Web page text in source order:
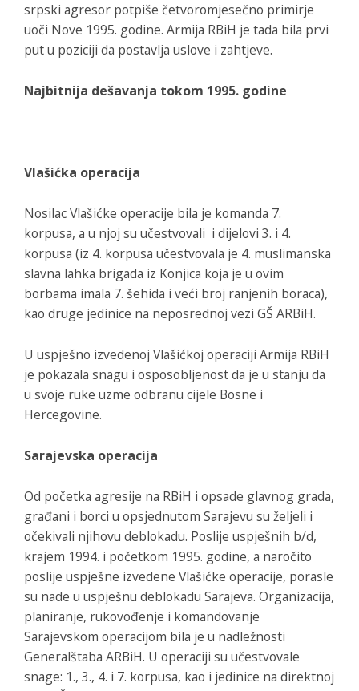
srpski agresor potpiše četvoromjesečno primirje
uoči Nove 1995. godine. Armija RBiH je tada bila prvi
put u poziciji da postavlja uslove i zahtjeve.
Najbitnija dešavanja tokom 1995. godine
Vlašićka operacija
Nosilac Vlašićke operacije bila je komanda 7.
korpusa, a u njoj su učestvovali i dijelovi 3. i 4.
korpusa (iz 4. korpusa učestvovala je 4. muslimanska
slavna lahka brigada iz Konjica koja je u ovim
borbama imala 7. šehida i veći broj ranjenih boraca),
kao druge jedinice na neposrednoj vezi GŠ ARBiH.
U uspješno izvedenoj Vlašićkoj operaciji Armija RBiH
je pokazala snagu i osposobljenost da je u stanju da
u svoje ruke uzme odbranu cijele Bosne i
Hercegovine.
Sarajevska operacija
Od početka agresije na RBiH i opsade glavnog grada,
građani i borci u opsjednutom Sarajevu su željeli i
očekivali njihovu deblokadu. Poslije uspješnih b/d,
krajem 1994. i početkom 1995. godine, a naročito
poslije uspješne izvedene Vlašićke operacije, porasle
su nade u uspješnu deblokadu Sarajeva. Organizacija,
planiranje, rukovođenje i komandovanje
Sarajevskom operacijom bila je u nadležnosti
Generalštaba ARBiH. U operaciji su učestvovale
snage: 1., 3., 4. i 7. korpusa, kao i jedinice na direktnoj